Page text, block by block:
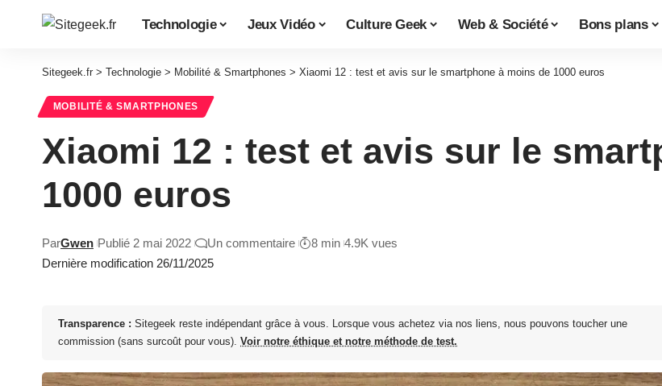
Technologie Jeux Vidéo Culture Geek Web & Société Bons plans
Sitegeek.fr > Technologie > Mobilité & Smartphones > Xiaomi 12 : test et avis sur le smartphone à moins de 1000 euros
MOBILITÉ & SMARTPHONES
Xiaomi 12 : test et avis sur le
1000 euros
Dernière modification 26/11/2025
ParGwen Publié 2 mai 2022 Un commentaire 8 min 4.9K vues
Transparence : Sitegeek reste indépendant grâce à vous. Lorsque vous achetez via nos liens, nous pouvons toucher une
commission (sans surcoût pour vous). Voir notre éthique et notre méthode de test.